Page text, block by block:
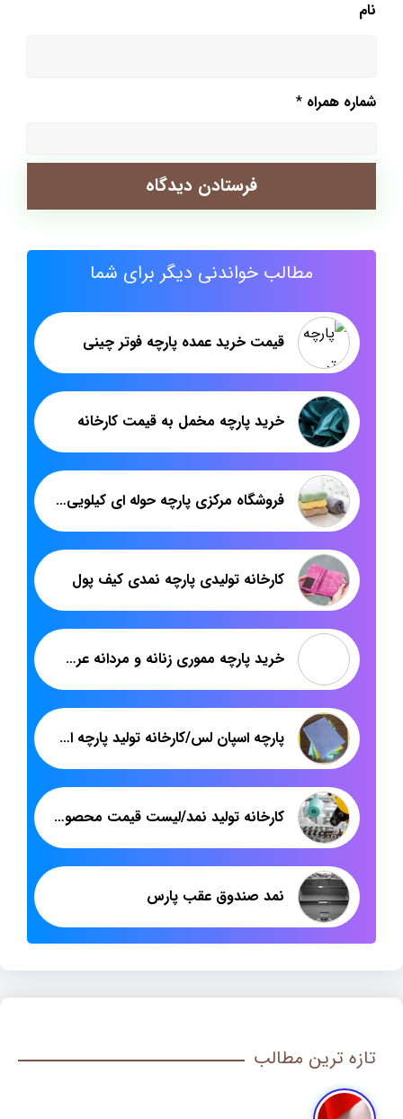
نام
شماره همراه *
مطالب خواندنی دیگر برای شما
قیمت خرید عمده پارچه فوتر چینی
خرید پارچه مخمل به قیمت کارخانه
فروشگاه مرکزی پارچه حوله ای کیلویی در تهران
کارخانه تولیدی پارچه نمدی کیف پول
خرید پارچه مموری زنانه و مردانه عرض 150 ازبازار تهران
پارچه اسپان لس/کارخانه تولید پارچه اسپان لس
کارخانه تولید نمد/لیست قیمت محصولات کارخانه تولید نمد
نمد صندوق عقب پارس
تازه ترین مطالب